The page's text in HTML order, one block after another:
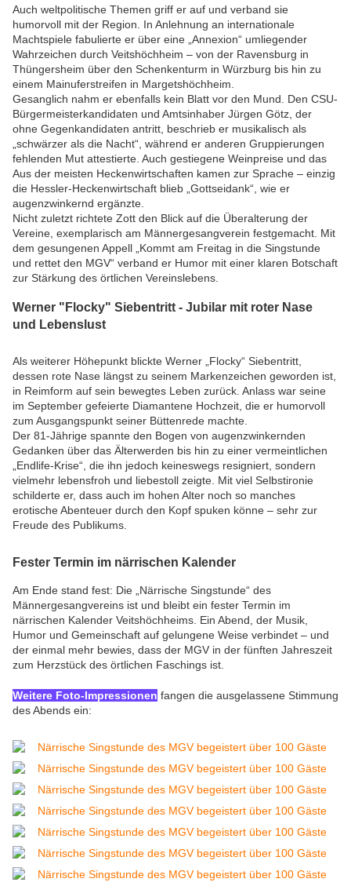
Auch weltpolitische Themen griff er auf und verband sie
humorvoll mit der Region. In Anlehnung an internationale
Machtspiele fabulierte er über eine „Annexion“ umliegender
Wahrzeichen durch Veitshöchheim – von der Ravensburg in
Thüngersheim über den Schenkenturm in Würzburg bis hin zu
einem Mainuferstreifen in Margetshöchheim.
Gesanglich nahm er ebenfalls kein Blatt vor den Mund. Den CSU-
Bürgermeisterkandidaten und Amtsinhaber Jürgen Götz, der
ohne Gegenkandidaten antritt, beschrieb er musikalisch als
„schwärzer als die Nacht“, während er anderen Gruppierungen
fehlenden Mut attestierte. Auch gestiegene Weinpreise und das
Aus der meisten Heckenwirtschaften kamen zur Sprache – einzig
die Hessler-Heckenwirtschaft blieb „Gottseidank“, wie er
augenzwinkernd ergänzte.
Nicht zuletzt richtete Zott den Blick auf die Überalterung der
Vereine, exemplarisch am Männergesangverein festgemacht. Mit
dem gesungenen Appell „Kommt am Freitag in die Singstunde
und rettet den MGV“ verband er Humor mit einer klaren Botschaft
zur Stärkung des örtlichen Vereinslebens.
Werner "Flocky" Siebentritt - Jubilar mit roter Nase
und Lebenslust
Als weiterer Höhepunkt blickte Werner „Flocky“ Siebentritt,
dessen rote Nase längst zu seinem Markenzeichen geworden ist,
in Reimform auf sein bewegtes Leben zurück. Anlass war seine
im September gefeierte Diamantene Hochzeit, die er humorvoll
zum Ausgangspunkt seiner Büttenrede machte.
Der 81-Jährige spannte den Bogen von augenzwinkernden
Gedanken über das Älterwerden bis hin zu einer vermeintlichen
„Endlife-Krise“, die ihn jedoch keineswegs resigniert, sondern
vielmehr lebensfroh und liebestoll zeigte. Mit viel Selbstironie
schilderte er, dass auch im hohen Alter noch so manches
erotische Abenteuer durch den Kopf spuken könne – sehr zur
Freude des Publikums.
Fester Termin im närrischen Kalender
Am Ende stand fest: Die „Närrische Singstunde“ des
Männergesangvereins ist und bleibt ein fester Termin im
närrischen Kalender Veitshöchheims. Ein Abend, der Musik,
Humor und Gemeinschaft auf gelungene Weise verbindet – und
der einmal mehr bewies, dass der MGV in der fünften Jahreszeit
zum Herzstück des örtlichen Faschings ist.
Weitere Foto-Impressionen fangen die ausgelassene Stimmung
des Abends ein: